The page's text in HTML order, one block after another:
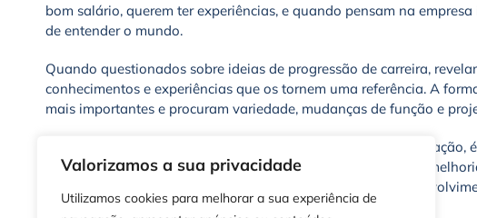
Valorizamos a sua privacidade
Utilizamos cookies para melhorar a sua experiência de
bom salário, querem ter experiências, e quando pensam na
de entender o mundo.
Quando questionados sobre ideias de progressão de carreira,
conhecimentos e experiências que os tornem uma referência. A
mais importantes e procuram variedade, mudanças de função e
Longe de ser o meio de subsistência, o trabalho, para esta
intelectualmente, aumentando a capacidade de superação e
um novo emprego é a conciliação, o bom ambiente e o
notoriedade e ética da empresa.